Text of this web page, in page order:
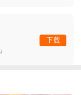
下载